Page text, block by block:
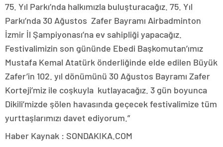
75. Yıl Parkı’nda halkımızla buluşturacağız. 75. Yıl
Parkı’nda 30 Ağustos Zafer Bayramı Airbadminton
İzmir İl Şampiyonası’na ev sahipliği yapacağız.
Festivalimizin son gününde Ebedi Başkomutan’ımız
Mustafa Kemal Atatürk önderliğinde elde edilen Büyük
Zafer’in 102. yıl dönümünü 30 Ağustos Bayramı Zafer
Korteji’miz ile coşkuyla kutlayacağız. 3 gün boyunca
Dikili’mizde şölen havasında geçecek festivalimize tüm
yurttaşlarımızı davet ediyorum.”
Haber Kaynak : SONDAKIKA.COM